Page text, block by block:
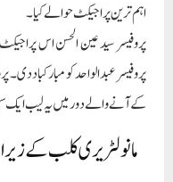
اہم ترین پراجیکٹ حوالے کیا۔
پروفیسر سید عین الحسن اس
پروفیسر عبدالواحد کو مبارکباد
کے آنے والے دور میں یہ لیب ایک
مانو لٹریری کلب کے زیر